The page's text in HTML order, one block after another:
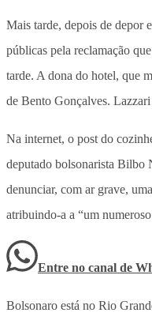
Mais tarde, depois de depor
públicas pela reclamação
tarde. A dona do hotel, que
de Bento Gonçalves.
Na internet, o post do
deputado bolsonarista Bilbo
denunciar, com ar grave,
atribuindo-a a “um
Entre no canal de
Bolsonaro está no Rio